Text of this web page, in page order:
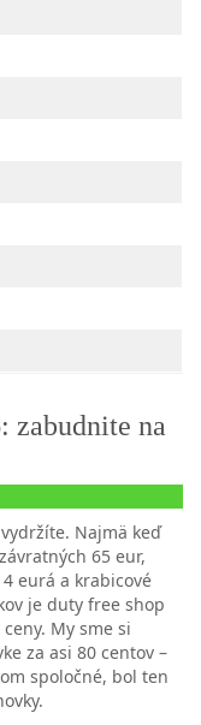
zabudnite na
Najmä keď
65 eur,
eurá a krabicové
je duty free shop
My sme si
za asi 80 centov –
spoločné, bol ten